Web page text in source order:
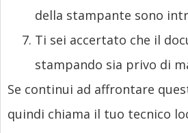
della stampante sono
Ti sei accertato che il
stampando sia privo di
Se continui ad affrontare
quindi chiama il tuo tecnico